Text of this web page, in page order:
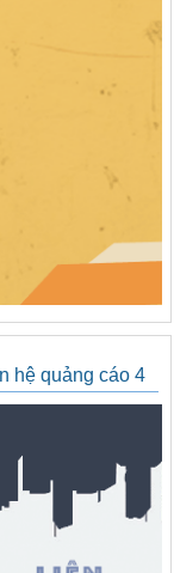
hệ quảng cáo 4